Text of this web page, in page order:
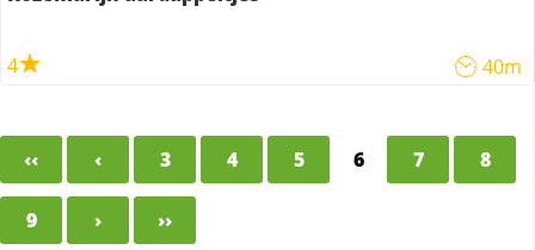
4 40m
‹‹ ‹ 3 4 5 6 7 8
9 › ››